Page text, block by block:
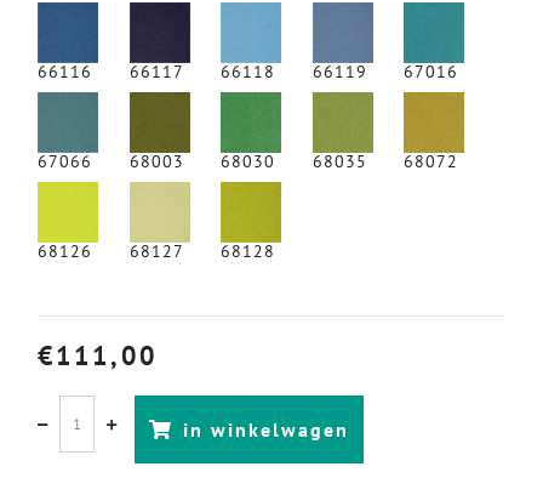
66116 66117 66118 66119 67016
67066 68003 68030 68035 68072
68126 68127 68128
€111,00
in winkelwagen